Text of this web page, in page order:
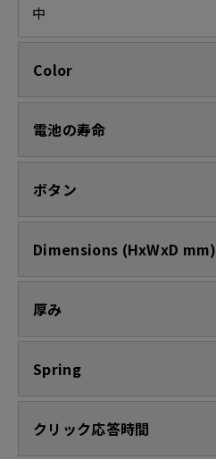
中
Color
電池の寿命
ボタン
Dimensions (HxWxD mm)
厚み
Spring
クリック応答時間